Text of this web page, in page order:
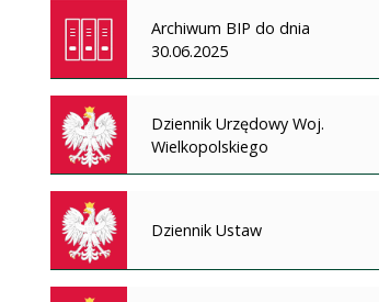
Archiwum BIP do dnia
30.06.2025
Dziennik Urzędowy Woj.
Wielkopolskiego
Dziennik Ustaw